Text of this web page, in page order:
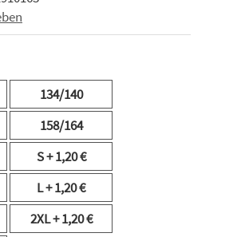
134/140
158/164
S+ 1,20 €
L+ 1,20 €
2XL+ 1,20 €